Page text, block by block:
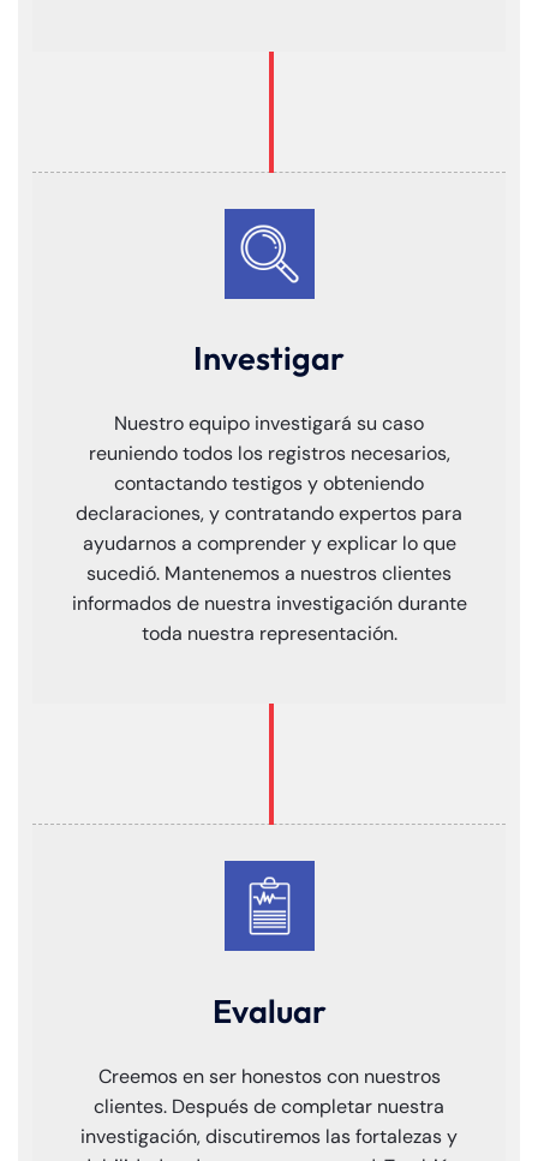
Investigar
Nuestro equipo investigará su caso
reuniendo todos los registros necesarios,
contactando testigos y obteniendo
declaraciones, y contratando expertos para
ayudarnos a comprender y explicar lo que
sucedió. Mantenemos a nuestros clientes
informados de nuestra investigación durante
toda nuestra representación.
Evaluar
Creemos en ser honestos con nuestros
clientes. Después de completar nuestra
investigación, discutiremos las fortalezas y
Farmington - Hours
24/7
Office Hours
Monday
8:30 AM – 5:00
Enfield - Hours
24/7
Office Hours
Monday
8:30 AM – 5:00